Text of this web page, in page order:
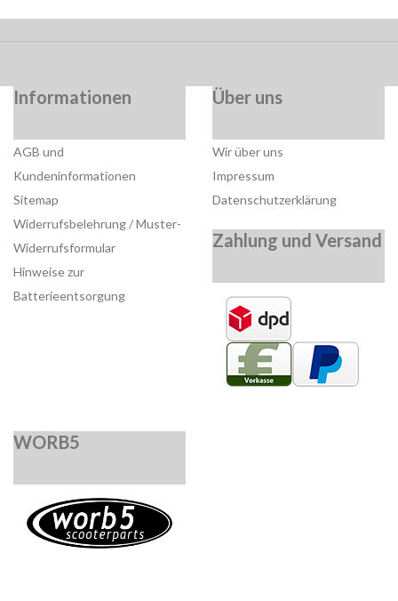
Informationen
AGB und
Kundeninformationen
Sitemap
Widerrufsbelehrung / Muster-
Widerrufsformular
Hinweise zur
Batterieentsorgung
Über uns
Wir über uns
Impressum
Datenschutzerklärung
Zahlung und Versand
WORB5